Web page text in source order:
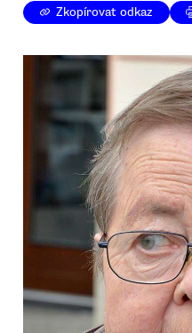
Zkopírovat odkaz